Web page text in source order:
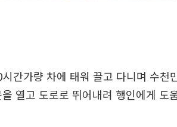
간가량 차에 태워 끌고 다니며 수천
열고 도로로 뛰어내려 행인에게 도